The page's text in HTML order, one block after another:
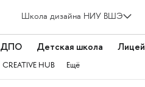
Школа дизайна НИУ ВШЭ
ДПО Детская школа Лицей
CREATIVE HUB Ещё